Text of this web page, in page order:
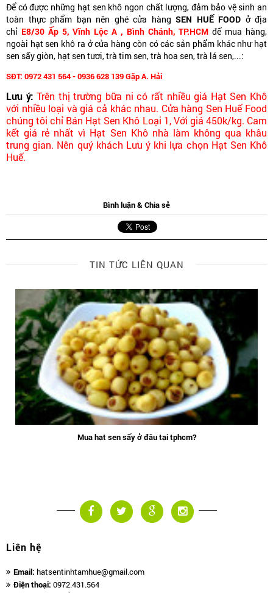
Để có được những hạt sen khô ngon chất lượng, đảm bảo vệ sinh an
toàn thực phẩm bạn nên ghé cửa hàng SEN HUẾ FOOD ở địa
chỉ E8/30 Ấp 5, Vĩnh Lộc A , Bình Chánh, TP.HCM để mua hàng,
ngoài hạt sen khô ra ở cửa hàng còn có các sản phẩm khác như hạt
sen sấy giòn, hạt sen tươi, trà tim sen, trà hoa sen, trà lá sen,...:
SĐT: 0972 431 564 - 0936 628 139 Gặp A. Hải
Lưu ý:Trên thị trường bữa ni có rất nhiều giá Hạt Sen Khô
với nhiều loại và giá cả khác nhau. Cửa hàng Sen Huế Food
chúng tôi chỉ Bán Hạt Sen Khô Loại 1, Với giá 450k/kg. Cam
kết giá rẻ nhất vì Hạt Sen Khô nhà làm không qua khâu
trung gian. Nên quý khách Lưu ý khi lựa chọn Hạt Sen Khô
Huế.
Bình luận & Chia sẻ
TIN TỨC LIÊN QUAN
Mua hạt sen sấy ở đâu tại tphcm?
Liên hệ
Email: hatsentinhtamhue@gmail.com
Điện thoại: 0972.431.564